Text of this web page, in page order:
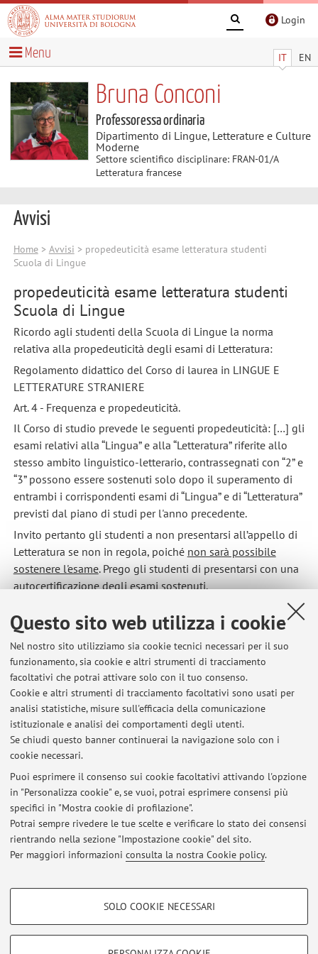
Questo sito web utilizza i cookie
Nel nostro sito utilizziamo sia cookie tecnici necessari per il suo
funzionamento, sia cookie e altri strumenti di tracciamento
facoltativi che potrai attivare solo con il tuo consenso.
Cookie e altri strumenti di tracciamento facoltativi sono usati per
analisi statistiche, misure sull'efficacia della comunicazione
istituzionale e analisi dei comportamenti degli utenti.
Se chiudi questo banner continuerai la navigazione solo con i
cookie necessari.
Puoi esprimere il consenso sui cookie facoltativi attivando l'opzione
in "Personalizza cookie" e, se vuoi, potrai esprimere consensi più
specifici in "Mostra cookie di profilazione".
Potrai sempre rivedere le tue scelte e verificare lo stato dei consensi
rientrando nella sezione "Impostazione cookie" del sito.
Per maggiori informazioni consulta la nostra Cookie policy.
COOKIE DI PROFILAZIONE - FACOLTATIVI
SOLO COOKIE NECESSARI
Login
IT EN
Menu
Bruna Conconi
Professoressa ordinaria
Dipartimento di Lingue, Letterature e Culture
Moderne
Settore scientifico disciplinare: FRAN-01/A
Letteratura francese
Avvisi
Home> Avvisi > propedeuticità esame letteratura studenti
Scuola di Lingue
propedeuticità esame letteratura studenti
Scuola di Lingue
Ricordo agli studenti della Scuola di Lingue la norma
relativa alla propedeuticità degli esami di Letteratura:
Regolamento didattico del Corso di laurea in LINGUE E
LETTERATURE STRANIERE
Art. 4 - Frequenza e propedeuticità.
Il Corso di studio prevede le seguenti propedeuticità: […] gli
esami relativi alla “Lingua” e alla “Letteratura” riferite allo
stesso ambito linguistico-letterario, contrassegnati con “2” e
“3” possono essere sostenuti solo dopo il superamento di
entrambi i corrispondenti esami di “Lingua” e di “Letteratura”
previsti dal piano di studi per l'anno precedente.
Invito pertanto gli studenti a non presentarsi all’appello di
Letteratura se non in regola, poiché non sarà possibile
sostenere l'esame. Prego gli studenti di presentarsi con una
autocertificazione degli esami sostenuti.
Pubblicato il: 01 febbraio 2016
Ultimi avvisi
la lezione di mercoledì 22 aprile 2026 non avrà luogo
Pubblicato il: 21 aprile 2026
MODALITÀ RICHIESTA DOPPIO TITOLO STUDENTI CLE TRIENNALE
Pubblicato il: 18 gennaio 2024
propedeuticità esame letteratura studenti Scuola di Lingue
Pubblicato il: 01 febbraio 2016
Area riservata
Accedi tramiteloginper gestire tutti i contenuti del sito.